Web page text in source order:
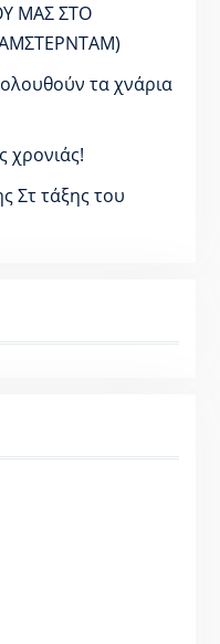
ΜΑΣ ΣΤΟ
τα χνάρια
χρονιάς!
Στ τάξης του